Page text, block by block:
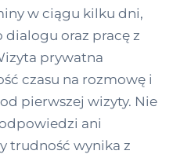
w ciągu kilku dni,
oraz pracę z
prywatna
czasu na rozmowę i
pierwszej wizyty. Nie
ani
trudność wynika z